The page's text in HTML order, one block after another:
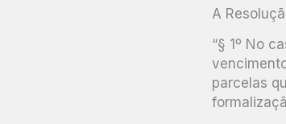
A
“§ 1º No
parcelas